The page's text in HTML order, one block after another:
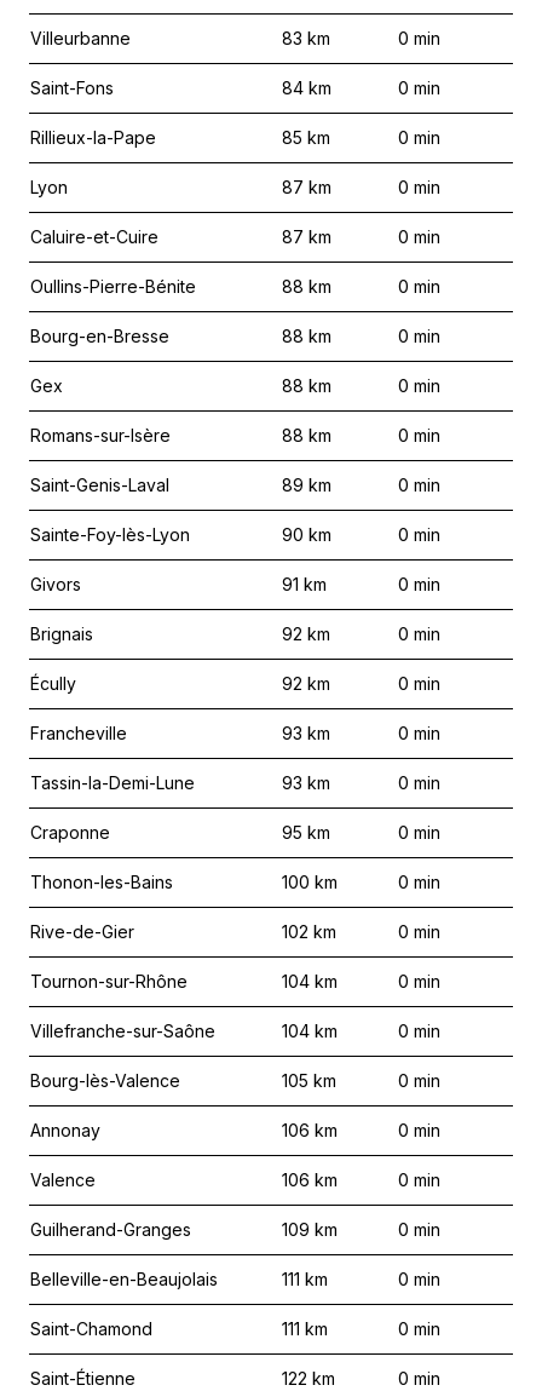
Villeurbanne 83 km 0 min
Saint-Fons 84 km 0 min
Rillieux-la-Pape 85 km 0 min
Lyon 87 km 0 min
Caluire-et-Cuire 87 km 0 min
Oullins-Pierre-Bénite 88 km 0 min
Bourg-en-Bresse 88 km 0 min
Gex 88 km 0 min
Romans-sur-Isère 88 km 0 min
Saint-Genis-Laval 89 km 0 min
Sainte-Foy-lès-Lyon 90 km 0 min
Givors 91 km 0 min
Brignais 92 km 0 min
Écully 92 km 0 min
Francheville 93 km 0 min
Tassin-la-Demi-Lune 93 km 0 min
Craponne 95 km 0 min
Thonon-les-Bains 100 km 0 min
Rive-de-Gier 102 km 0 min
Tournon-sur-Rhône 104 km 0 min
Villefranche-sur-Saône 104 km 0 min
Bourg-lès-Valence 105 km 0 min
Annonay 106 km 0 min
Valence 106 km 0 min
Guilherand-Granges 109 km 0 min
Belleville-en-Beaujolais 111 km 0 min
Saint-Chamond 111 km 0 min
Saint-Étienne 122 km 0 min